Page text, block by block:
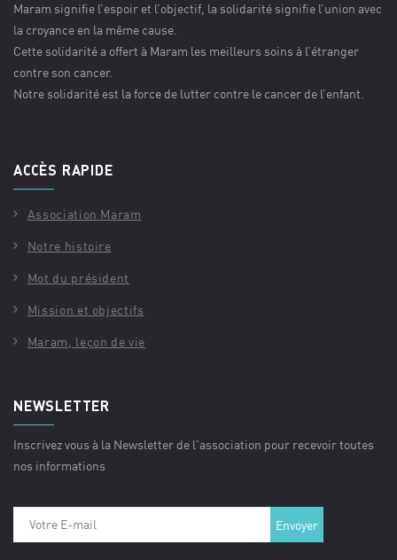
Maram signifie l’espoir et l’objectif, la solidarité signifie l’union avec
la croyance en la même cause.
Cette solidarité a offert à Maram les meilleurs soins à l’étranger
contre son cancer.
Notre solidarité est la force de lutter contre le cancer de l’enfant.
ACCÈS RAPIDE
Association Maram
Notre histoire
Mot du président
Mission et objectifs
Maram, leçon de vie
NEWSLETTER
Inscrivez vous à la Newsletter de l'association pour recevoir toutes
nos informations